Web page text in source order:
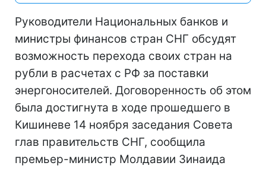
Руководители Национальных банков и
министры финансов стран СНГ обсудят
возможность перехода своих стран на
рубли в расчетах с РФ за поставки
энергоносителей. Договоренность об этом
была достигнута в ходе прошедшего в
Кишиневе 14 ноября заседания Совета
глав правительств СНГ, сообщила
премьер-министр Молдавии Зинаида